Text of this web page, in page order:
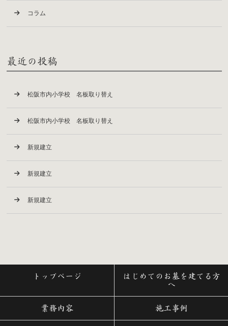
コラム
最近の投稿
松阪市内小学校 名板取り替え
松阪市内小学校 名板取り替え
新規建立
新規建立
新規建立
トップページ
はじめてのお墓を建てる方
へ
業務内容 施工事例